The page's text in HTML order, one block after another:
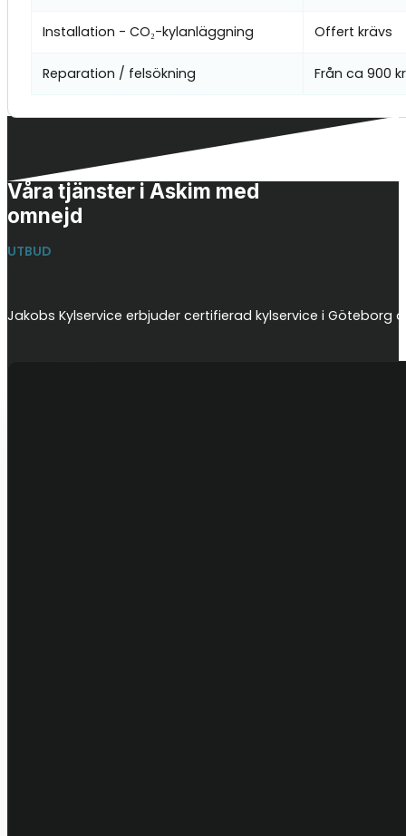
Installation - CO₂-kylanläggning Offert krävs
Reparation / felsökning Från ca 900
Våra tjänster i Askim med
omnejd
UTBUD
Jakobs Kylservice erbjuder certifierad kylservice i